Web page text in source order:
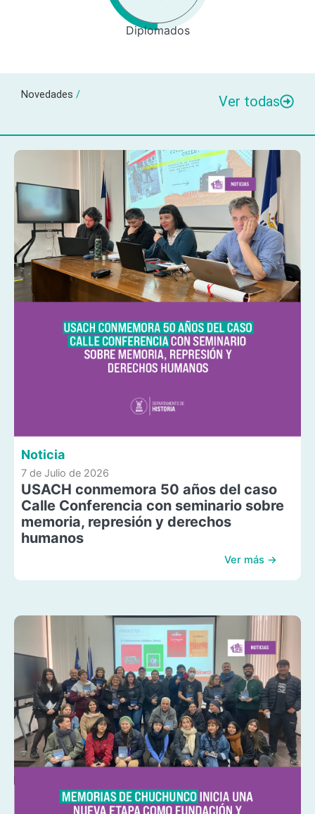
Diplomados
Novedades / Ver todas
Noticia
7 de Julio de 2026
USACH conmemora 50 años del caso
Calle Conferencia con seminario sobre
memoria, represión y derechos
humanos
Ver más →